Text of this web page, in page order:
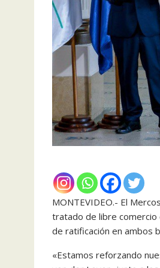
MONTEVIDEO.- El
tratado de libre comercio
de ratificación en ambos
«Estamos reforzando